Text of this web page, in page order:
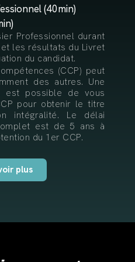
(40min)
Professionnel durant
les résultats du Livret
du candidat.
(CCP) peut
des autres. Une
est possible de vous
pour obtenir le titre
intégralité. Le délai
est de 5 ans à
du 1er CCP.
plus